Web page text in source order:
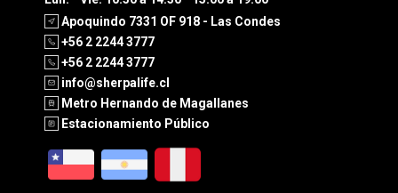
Apoquindo 7331 OF 918 - Las Condes
+56 2 2244 3777
+56 2 2244 3777
info@sherpalife.cl
Metro Hernando de Magallanes
Estacionamiento Público